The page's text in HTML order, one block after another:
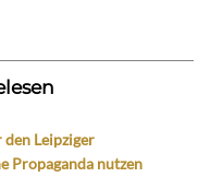
Leipziger
Propaganda nutzen